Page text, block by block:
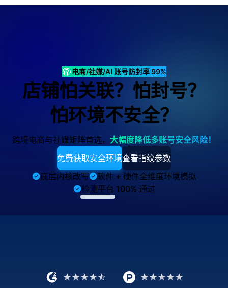
电商/社媒/AI 账号防封率 99%
店铺怕关联？怕封号？
怕环境不安全？
跨境电商与社媒矩阵首选， 大幅度降低多账号安全风险！
免费获取安全环境查看指纹参数
底层内核改写
软件 + 硬件全维度环境模拟
检测平台 100% 通过